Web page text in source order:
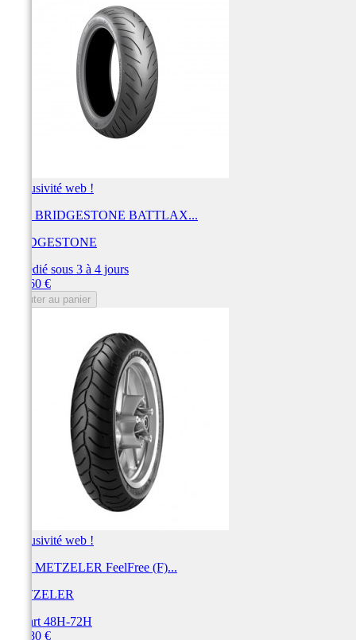
Exclusivité web !
Pneu BRIDGESTONE BATTLAX...
BRIDGESTONE
Expédié sous 3 à 4 jours
219,60 €
Ajouter au panier
Exclusivité web !
Pneu METZELER FeelFree (F)...
METZELER
Départ 48H-72H
217,80 €